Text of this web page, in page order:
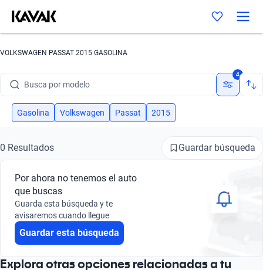
VOLKSWAGEN PASSAT 2015 GASOLINA
Busca por modelo
Busca por versión
Busca por marca
Busca por modelo
Busca por versión
4
Gasolina Volkswagen Passat 2015
0 Resultados Guardar búsqueda
Por ahora no tenemos el auto
que buscas
Guarda esta búsqueda y te
avisaremos cuando llegue
Guardar esta búsqueda
Explora otras opciones relacionadas a tu